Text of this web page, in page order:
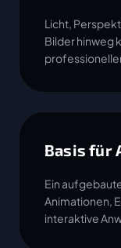
Licht,
Bilder hinweg
Basis für
Ein
Animationen,
interaktive